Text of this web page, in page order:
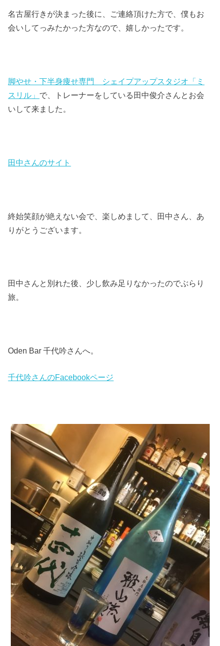
名古屋行きが決まった後に、ご連絡頂けた方で、僕もお
会いしてっみたかった方なので、嬉しかったです。
脚やせ・下半身痩せ専門 シェイプアップスタジオ「ミ
スリル」 で、トレーナーをしている田中俊介さんとお会
いして来ました。
田中さんのサイト
終始笑顔が絶えない会で、楽しめまして、田中さん、あ
りがとうございます。
田中さんと別れた後、少し飲み足りなかったのでぶらり
旅。
Oden Bar 千代吟さんへ。
千代吟さんのFacebookページ